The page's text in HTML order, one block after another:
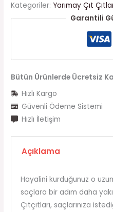
Kategoriler:Yarımay Çıt
Garantili
Bütün Ürünlerde Ücretsiz
Hızlı Kargo
Güvenli Ödeme Sistemi
Hızlı İletişim
Açıklama
Hayalini kurduğunuz o
saçlara bir adım daha
Çıtçıtları, saçlarınıza